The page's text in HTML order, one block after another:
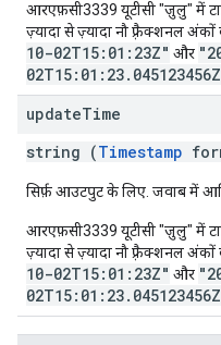
आरएफ़सी3339 यूटीसी "ज़ुलु" में
ज़्यादा से ज़्यादा नौ फ़्रैक्शनल
10-02T15:01:23Z" और
updateTime
string (Timestamp
सिर्फ़ आउटपुट के लिए. जवाब में
आरएफ़सी3339 यूटीसी "ज़ुलु" में
ज़्यादा से ज़्यादा नौ फ़्रैक्शनल
10-02T15:01:23Z" और